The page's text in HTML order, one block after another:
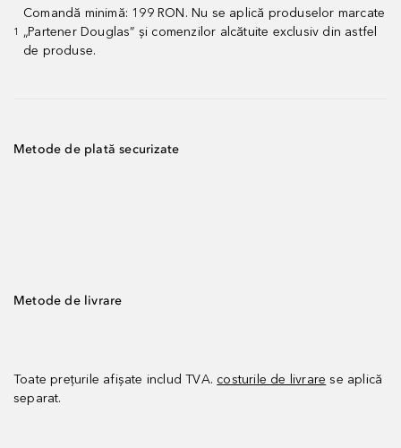
1
Comandă minimă: 199 RON. Nu se aplică produselor marcate
„Partener Douglas” și comenzilor alcătuite exclusiv din astfel
de produse.
Metode de plată securizate
Metode de livrare
Toate prețurile afișate includ TVA. costurile de livrare se aplică
separat.